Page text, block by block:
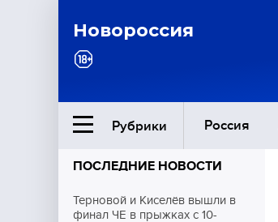
Новороссия
Рубрики Россия
Ближний Восток
ПОСЛЕДНИЕ НОВОСТИ
Терновой и Киселёв вышли в
финал ЧЕ в прыжках с 10-